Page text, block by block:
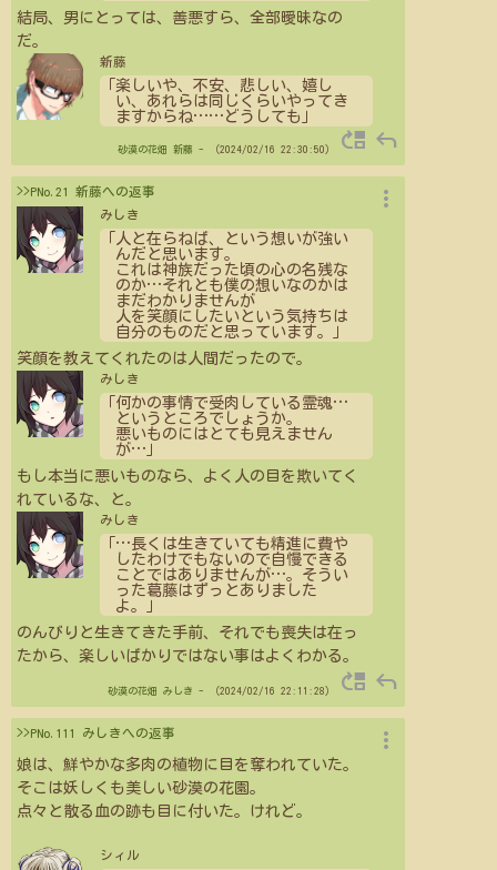
結局、男にとっては、善悪すら、全部曖昧なの
だ。
新藤
「楽しいや、不安、悲しい、嬉し
い、あれらは同じくらいやってき
ますからね…… どうしても」
砂漠の花畑 新藤 - （2024/02/16 22:30:50） move_up reply
>>PNo.21 新藤への返事
みしき
「人と在らねば、という想いが強い
んだと思います。
これは神族だった頃の心の名残な
のか…それとも僕の想いなのかは
まだわかりませんが
人を笑顔にしたいという気持ちは
自分のものだと思っています。」
笑顔を教えてくれたのは人間だったので。
みしき
「何かの事情で受肉している霊魂…
というところでしょうか。
悪いものにはとても見えません
が…
もし本当に悪いものなら、よく人の目を欺いてく
れているな、と。
みしき
…長くは生きていても精進に費や
したわけでもないので自慢できる
ことではありませんが…。そうい
った葛藤はずっとありました
よ。」
のんびりと生きてきた手前、それでも喪失は在っ
たから、楽しいばかりではない事はよくわかる。
more_vert
砂漠の花畑 みしき - （2024/02/16 22:11:28） move_up reply
>>PNo.111 みしきへの返事
娘は、鮮やかな多肉の植物に目を奪われていた。
そこは妖しくも美しい砂漠の花園。
点々と散る血の跡も目に付いた。けれど。
シィル
more_vert